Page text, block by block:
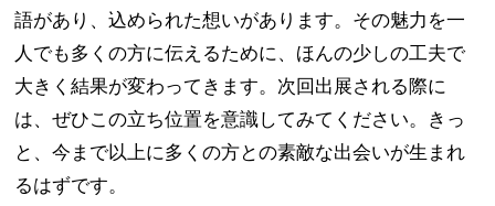
語があり、込められた想いがあります。その魅力を一
人でも多くの方に伝えるために、ほんの少しの工夫で
大きく結果が変わってきます。次回出展される際に
は、ぜひこの立ち位置を意識してみてください。きっ
と、今まで以上に多くの方との素敵な出会いが生まれ
るはずです。